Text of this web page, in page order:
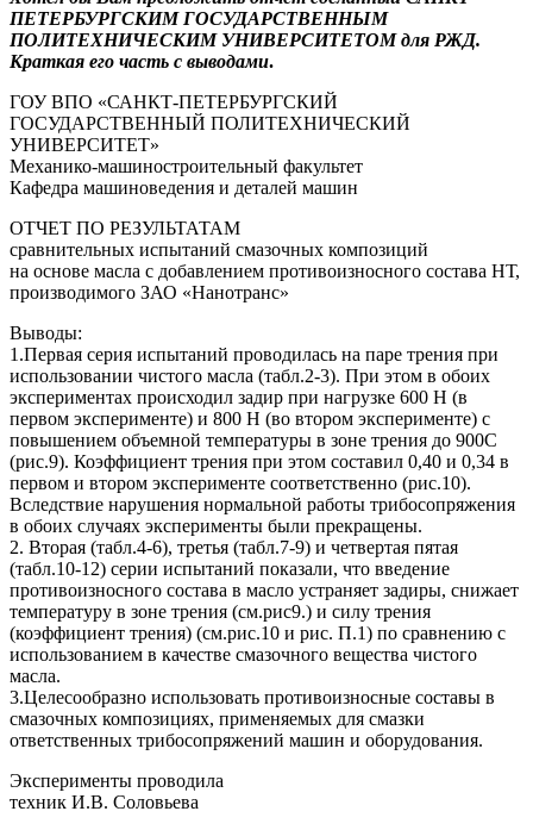
ПЕТЕРБУРГСКИМ ГОСУДАРСТВЕННЫМ
ПОЛИТЕХНИЧЕСКИМ УНИВЕРСИТЕТОМ для РЖД.
Краткая его часть с выводами.
ГОУ ВПО «САНКТ-ПЕТЕРБУРГСКИЙ
ГОСУДАРСТВЕННЫЙ ПОЛИТЕХНИЧЕСКИЙ
УНИВЕРСИТЕТ»
Механико-машиностроительный факультет
Кафедра машиноведения и деталей машин
ОТЧЕТ ПО РЕЗУЛЬТАТАМ
сравнительных испытаний смазочных композиций
на основе масла с добавлением противоизносного состава НТ,
производимого ЗАО «Нанотранс»
Выводы:
1.Первая серия испытаний проводилась на паре трения при
использовании чистого масла (табл.2-3). При этом в обоих
экспериментах происходил задир при нагрузке 600 Н (в
первом эксперименте) и 800 Н (во втором эксперименте) с
повышением объемной температуры в зоне трения до 900С
(рис.9). Коэффициент трения при этом составил 0,40 и 0,34 в
первом и втором эксперименте соответственно (рис.10).
Вследствие нарушения нормальной работы трибосопряжения
в обоих случаях эксперименты были прекращены.
2. Вторая (табл.4-6), третья (табл.7-9) и четвертая пятая
(табл.10-12) серии испытаний показали, что введение
противоизносного состава в масло устраняет задиры, снижает
температуру в зоне трения (см.рис9.) и силу трения
(коэффициент трения) (см.рис.10 и рис. П.1) по сравнению с
использованием в качестве смазочного вещества чистого
масла.
3.Целесообразно использовать противоизносные составы в
смазочных композициях, применяемых для смазки
ответственных трибосопряжений машин и оборудования.
Эксперименты проводила
техник И.В. Соловьева